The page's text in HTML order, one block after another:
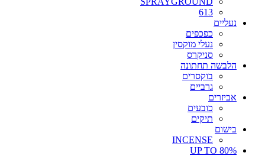
613
נעליים
כפכפים
נעלי מוקסין
סניקרס
הלבשה תחתונה
בוקסרים
גרביים
אביזרים
כובעים
תיקים
בישום
INCENSE
UP TO 80%